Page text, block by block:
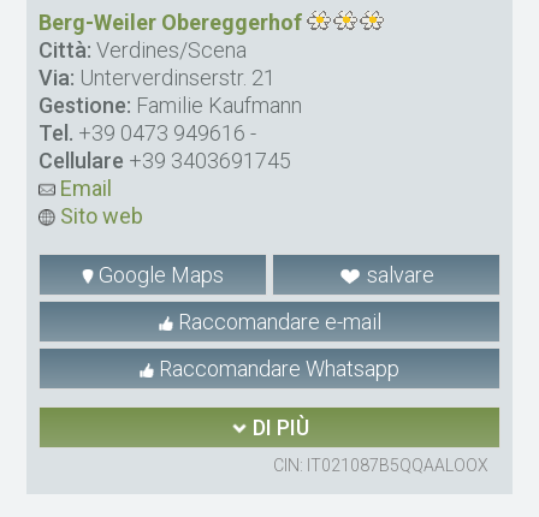
Berg-Weiler Obereggerhof
Città: Verdines/Scena
Via: Unterverdinserstr. 21
Gestione: Familie Kaufmann
Tel. +39 0473 949616 -
Cellulare +39 3403691745
Email
Sito web
Google Maps
salvare
Raccomandare e-mail
Raccomandare Whatsapp
DI PIÙ
CIN: IT021087B5QQAALOOX